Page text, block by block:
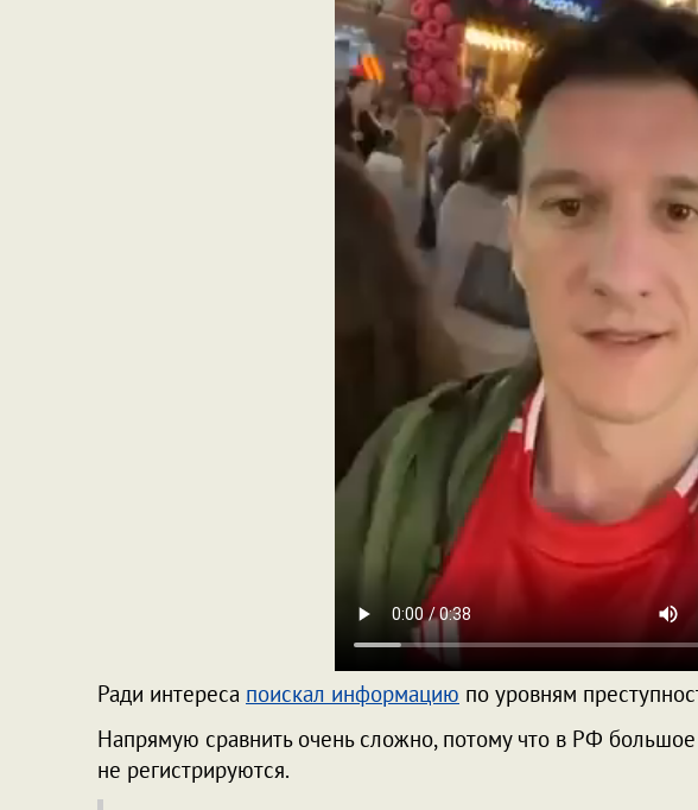
Ради интереса поискал информацию по уровням
Напрямую сравнить очень сложно, потому что в РФ
не регистрируются.